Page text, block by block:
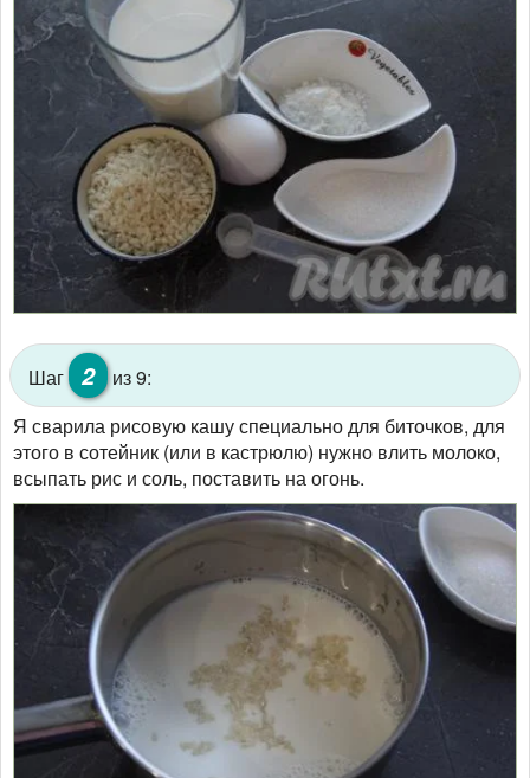
Шаг 2
из 9:
Я сварила рисовую кашу специально для биточков, для
этого в сотейник (или в кастрюлю) нужно влить молоко,
всыпать рис и соль, поставить на огонь.